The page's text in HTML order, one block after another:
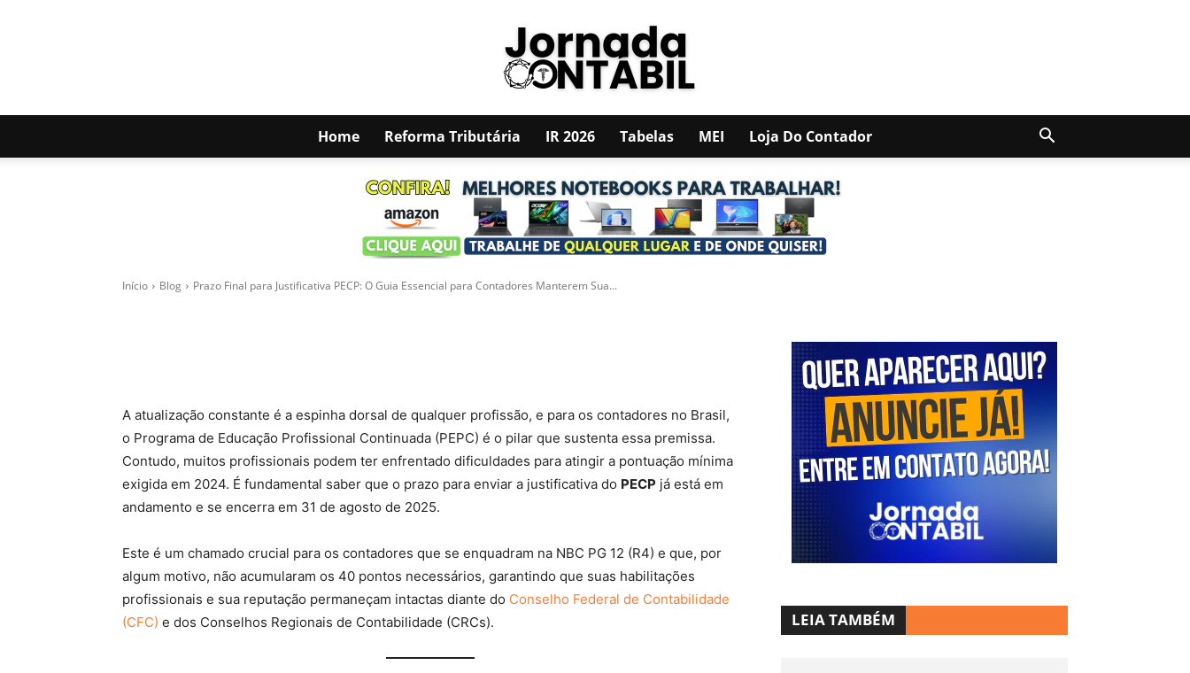
JORNADA
Home Reforma Tributária IR 2026 Tabelas MEI Loja Do Contador
Início Blog Prazo Final para Justificativa PECP: O Guia Essencial para Contadores Manterem Sua...
Html code here! Replace this with any non empty raw html code and that's it.
A atualização constante é a espinha dorsal de qualquer profissão, e para os contadores no Brasil,
o Programa de Educação Profissional Continuada (PEPC) é o pilar que sustenta essa premissa.
Contudo, muitos profissionais podem ter enfrentado dificuldades para atingir a pontuação mínima
exigida em 2024. É fundamental saber que o prazo para enviar a justificativa do PECP já está em
andamento e se encerra em 31 de agosto de 2025.
Este é um chamado crucial para os contadores que se enquadram na NBC PG 12 (R4) e que, por
algum motivo, não acumularam os 40 pontos necessários, garantindo que suas habilitações
profissionais e sua reputação permaneçam intactas diante do Conselho Federal de Contabilidade
(CFC) e dos Conselhos Regionais de Contabilidade (CRCs). LEIA TAMBÉM